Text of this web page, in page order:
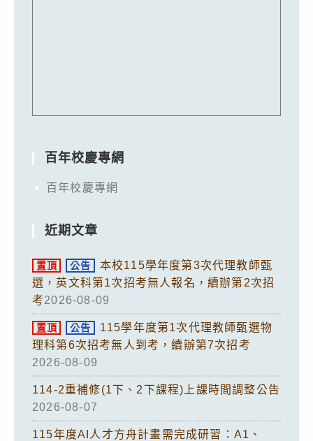
百年校慶專網
百年校慶專網
近期文章
置頂 公告
本校115學年度第3次代理教師甄
選，英文科第1次招考無人報名，續辦第2次招
考2026-08-09
置頂 公告
115學年度第1次代理教師甄選物
理科第6次招考無人到考，續辦第7次招考
2026-08-09
114-2重補修(1下、2下課程)上課時間調整公告
2026-08-07
115年度AI人才方舟計畫需完成研習：A1、